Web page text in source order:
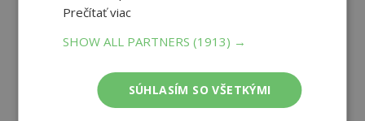
4.67 / 5
(3 recenzie)
Prečítať viac
SHOW ALL PARTNERS(1913) →
SÚHLASÍM SO VŠETKÝMI